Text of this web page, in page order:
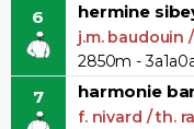
6 hermine
j.m. baudouin
2850m -
7 harmonie
f. nivard / th.